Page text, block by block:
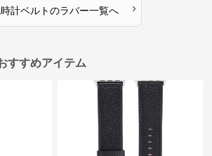
計ベルトのラバー一覧へ ›
すすめアイテム